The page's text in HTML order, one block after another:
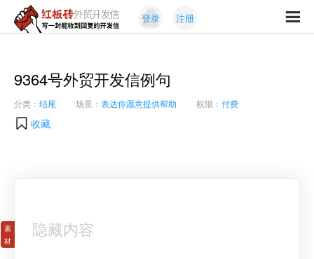
红
外
贸
开
发
封
能
收
到
登录 注册
9364号外贸开发信例句
分类： 结尾 场景： 表达你愿意提供帮助 权限： 付费
收藏
隐藏内容